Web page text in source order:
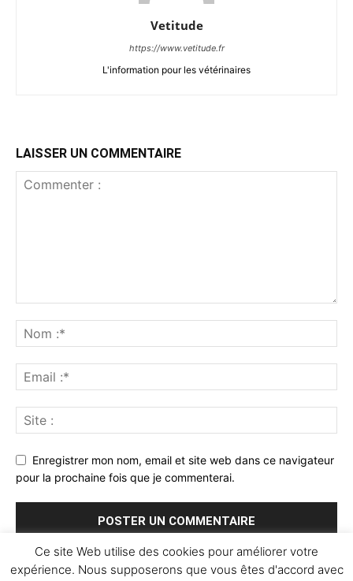
Vetitude
https://www.vetitude.fr
L'information pour les vétérinaires
LAISSER UN COMMENTAIRE
Enregistrer mon nom, email et site web dans ce navigateur
pour la prochaine fois que je commenterai.
Ce site Web utilise des cookies pour améliorer votre
expérience. Nous supposerons que vous êtes d'accord avec